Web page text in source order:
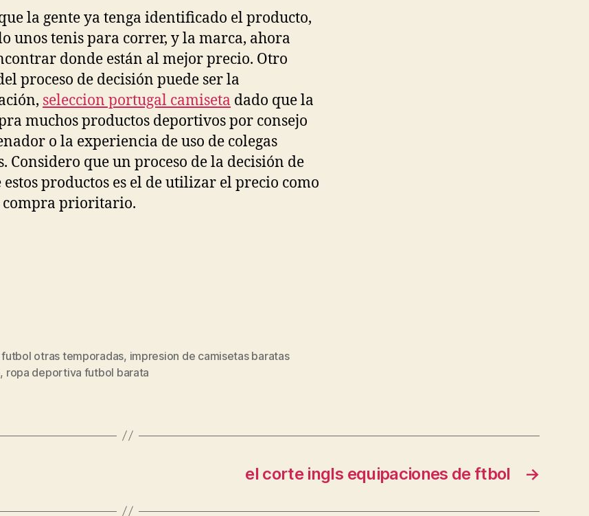
la gente ya tenga identificado el producto,
unos tenis para correr, y la marca, ahora
donde están al mejor precio. Otro
proceso de decisión puede ser la
seleccion portugal camiseta dado que la
muchos productos deportivos por consejo
o la experiencia de uso de colegas
Considero que un proceso de la decisión de
productos es el de utilizar el precio como
prioritario.
otras temporadas, impresion de camisetas baratas
, ropa deportiva futbol barata
→
el corte ingls equipaciones de ftbol